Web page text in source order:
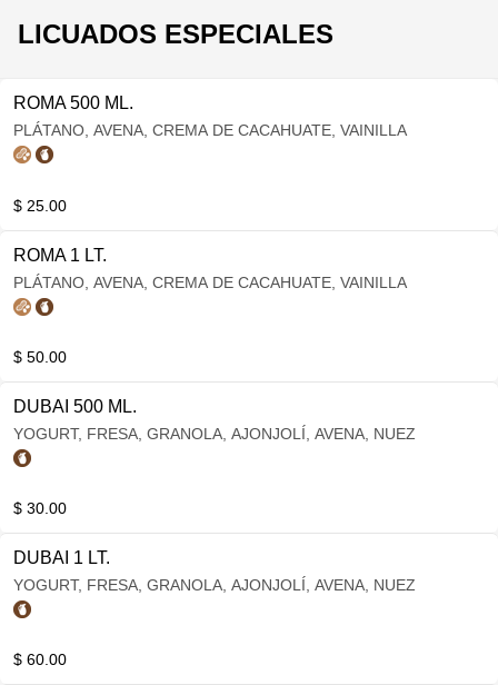
LICUADOS ESPECIALES
ROMA 500 ML.
PLÁTANO, AVENA, CREMA DE CACAHUATE, VAINILLA
$ 25.00
ROMA 1 LT.
PLÁTANO, AVENA, CREMA DE CACAHUATE, VAINILLA
$ 50.00
DUBAI 500 ML.
YOGURT, FRESA, GRANOLA, AJONJOLÍ, AVENA, NUEZ
$ 30.00
DUBAI 1 LT.
YOGURT, FRESA, GRANOLA, AJONJOLÍ, AVENA, NUEZ
$ 60.00